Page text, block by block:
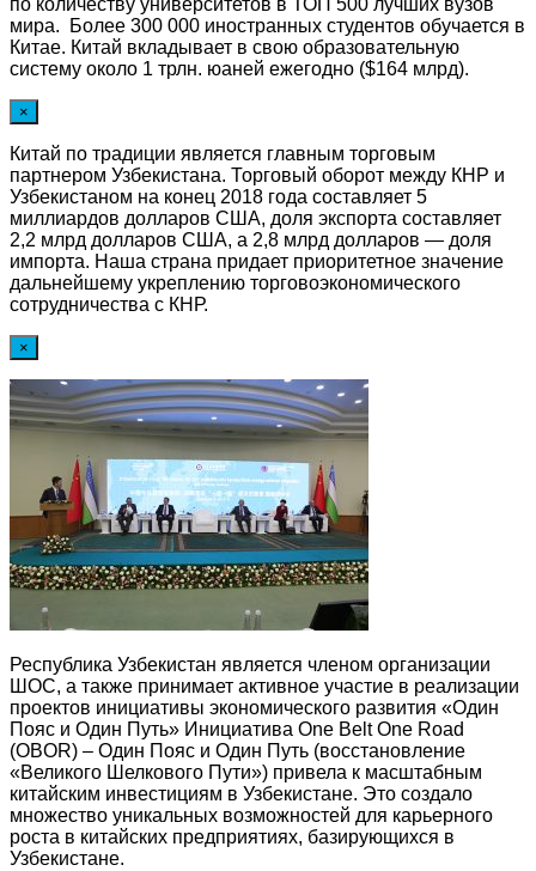
по количеству университетов в ТОП 500 лучших вузов
мира. Более 300 000 иностранных студентов обучается в
Китае. Китай вкладывает в свою образовательную
систему около 1 трлн. юаней ежегодно ($164 млрд).
×
Китай по традиции является главным торговым
партнером Узбекистана. Торговый оборот между КНР и
Узбекистаном на конец 2018 года составляет 5
миллиардов долларов США, доля экспорта составляет
2,2 млрд долларов США, а 2,8 млрд долларов — доля
импорта. Наша страна придает приоритетное значение
дальнейшему укреплению торговоэкономического
сотрудничества с КНР.
×
Республика Узбекистан является членом организации
ШОС, а также принимает активное участие в реализации
проектов инициативы экономического развития «Один
Пояс и Один Путь» Инициатива One Belt One Road
(OBOR) – Один Пояс и Один Путь (восстановление
«Великого Шелкового Пути») привела к масштабным
китайским инвестициям в Узбекистане. Это создало
множество уникальных возможностей для карьерного
роста в китайских предприятиях, базирующихся в
Узбекистане.